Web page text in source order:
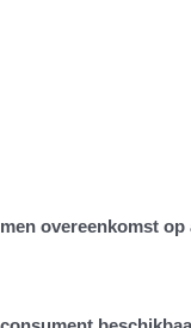
overeenkomst